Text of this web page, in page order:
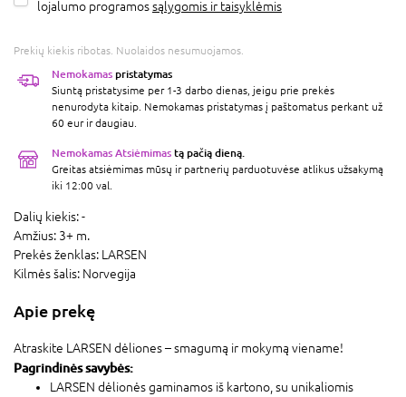
lojalumo programossąlygomis ir taisyklėmis
Prekių kiekis ribotas. Nuolaidos nesumuojamos.
Nemokamas pristatymas
Siuntą pristatysime per 1-3 darbo dienas, jeigu prie prekės
nenurodyta kitaip. Nemokamas pristatymas į paštomatus perkant už
60 eur ir daugiau.
Nemokamas Atsiėmimas tą pačią dieną.
Greitas atsiėmimas mūsų ir partnerių parduotuvėse atlikus užsakymą
iki 12:00 val.
Dalių kiekis:-
Amžius: 3+ m.
Prekės ženklas: LARSEN
Kilmės šalis: Norvegija
Apie prekę
Atraskite LARSEN dėliones – smagumą ir mokymą viename!
Pagrindinės savybės:
LARSEN dėlionės gaminamos iš kartono, su unikaliomis